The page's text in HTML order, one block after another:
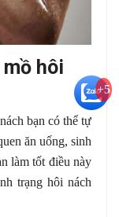
hôi
bạn có thể tự
ăn uống, sinh
làm tốt điều này
trạng hôi nách
+5